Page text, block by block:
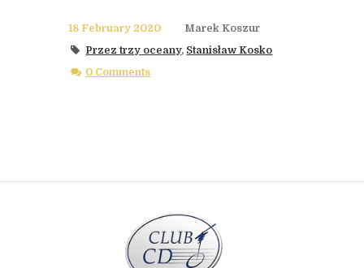
18 February 2020
Marek Koszur
Przez trzy oceany, Stanisław Kosko
0 Comments